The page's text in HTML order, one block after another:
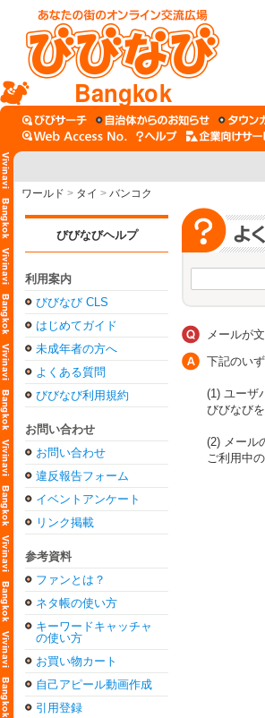
Bangkok
ワールド > タイ > バンコク
びびなびヘルプ
利用案内
びびなび CLS
はじめてガイド
未成年者の方へ
よくある質問
びびなび利用規約
お問い合わせ
お問い合わせ
違反報告フォーム
イベントアンケート
リンク掲載
参考資料
ファンとは？
ネタ帳の使い方
キーワードキャッチャ
の使い方
お買い物カート
自己アピール動画作成
引用登録
メールが
下記のい
(1) ユーザ
びびなび
(2) メール
ご利用中